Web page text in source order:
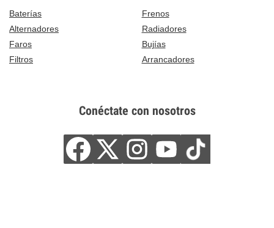
Baterías
Frenos
Alternadores
Radiadores
Faros
Bujías
Filtros
Arrancadores
Conéctate con nosotros